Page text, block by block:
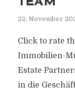
22. November
Click to rate
Immobilien-
Estate
in die